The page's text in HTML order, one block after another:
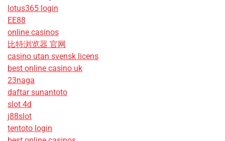
lotus365 login
EE88
online casinos
比特浏览器 官网
casino utan svensk licens
best online casino uk
23naga
daftar sunantoto
slot 4d
j88slot
tentoto login